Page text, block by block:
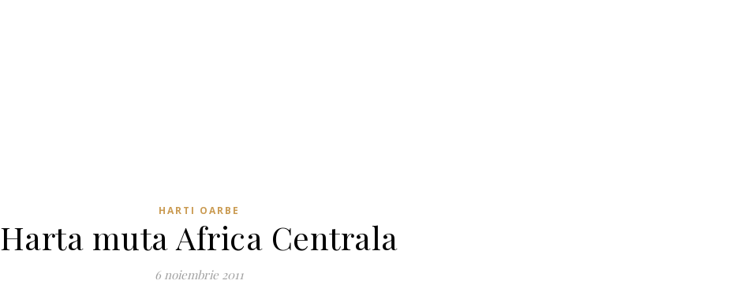
HARTI OARBE
Harta muta Africa Centrala
6 noiembrie 2011